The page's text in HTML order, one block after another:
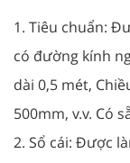
1. Tiêu chuẩn:
có đường kính
dài 0,5 mét,
500mm, v.v. Có
2. Sổ cái: Được